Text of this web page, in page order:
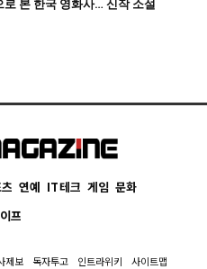
로 본 한국 영화사… 신작 소설
연예 IT테크 게임 문화
프
제보 독자투고 인트라위키 사이트맵